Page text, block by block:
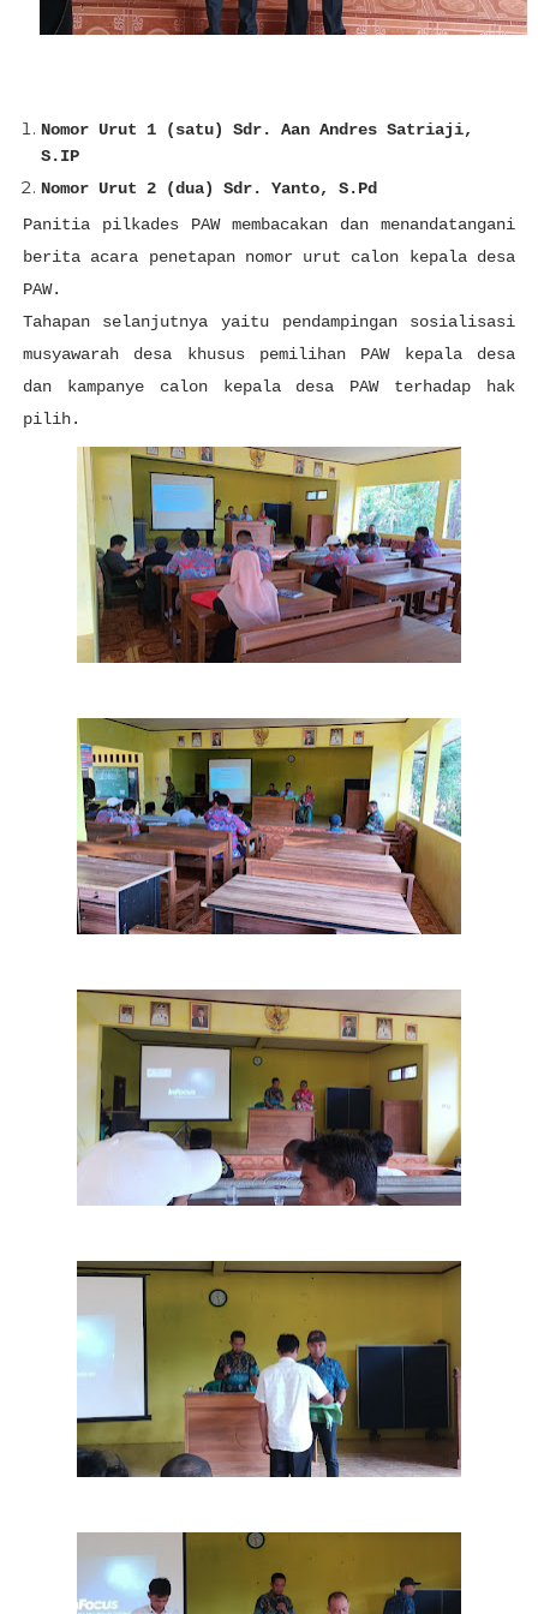
Nomor Urut 1 (satu) Sdr. Aan Andres Satriaji,
S.IP
Nomor Urut 2 (dua) Sdr. Yanto, S.Pd
Panitia pilkades PAW membacakan dan menandatangani
berita acara penetapan nomor urut calon kepala desa
PAW.
Tahapan selanjutnya yaitu pendampingan sosialisasi
musyawarah desa khusus pemilihan PAW kepala desa
dan kampanye calon kepala desa PAW terhadap hak
pilih.